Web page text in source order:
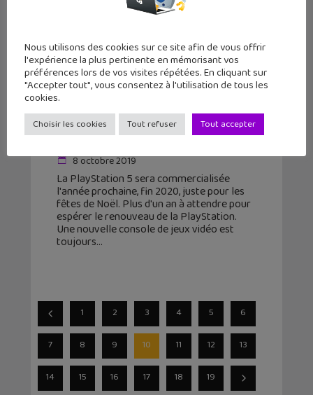
La PlayStation 5 (PS5) devient une
réalité. Mais il faudra être patient
pour se l’of...
8 octobre 2019
La PlayStation 5 sera commercialisée
l'année prochaine, fin 2020, juste pour les
fêtes de Noël. Plus d'un an à attendre pour
espérer le renouveau de la PlayStation.
Une nouvelle console de jeux vidéo est
toujours
1 2 3 4 5 6
7 8 9 10 11 12 13
14 15 16 17 18 19
Nous utilisons des cookies sur ce site afin de vous offrir
l'expérience la plus pertinente en mémorisant vos
préférences lors de vos visites répétées. En cliquant sur
"Accepter tout", vous consentez à l'utilisation de tous les
cookies.
Choisir les cookies Tout refuser Tout accepter